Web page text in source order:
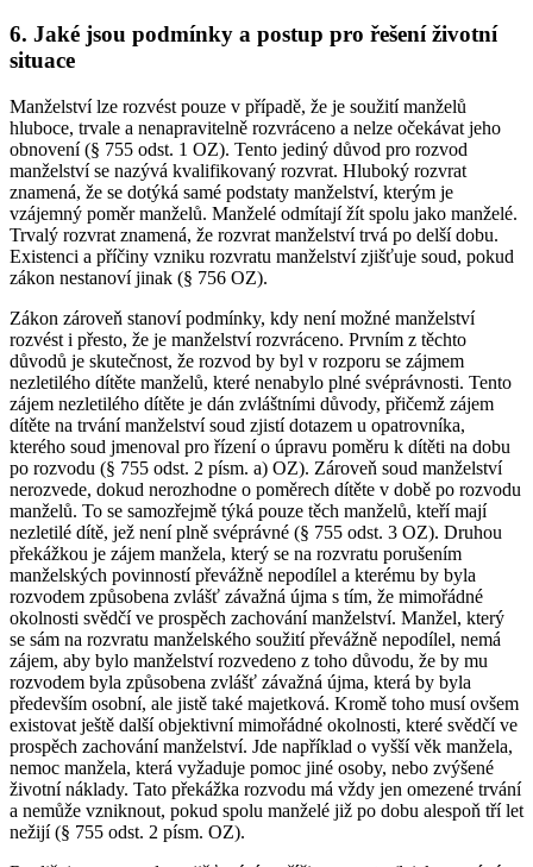
6. Jaké jsou podmínky a postup pro řešení životní
situace
Manželství lze rozvést pouze v případě, že je soužití manželů
hluboce, trvale a nenapravitelně rozvráceno a nelze očekávat jeho
obnovení (§ 755 odst. 1 OZ). Tento jediný důvod pro rozvod
manželství se nazývá kvalifikovaný rozvrat. Hluboký rozvrat
znamená, že se dotýká samé podstaty manželství, kterým je
vzájemný poměr manželů. Manželé odmítají žít spolu jako manželé.
Trvalý rozvrat znamená, že rozvrat manželství trvá po delší dobu.
Existenci a příčiny vzniku rozvratu manželství zjišťuje soud, pokud
zákon nestanoví jinak (§ 756 OZ).
Zákon zároveň stanoví podmínky, kdy není možné manželství
rozvést i přesto, že je manželství rozvráceno. Prvním z těchto
důvodů je skutečnost, že rozvod by byl v rozporu se zájmem
nezletilého dítěte manželů, které nenabylo plné svéprávnosti. Tento
zájem nezletilého dítěte je dán zvláštními důvody, přičemž zájem
dítěte na trvání manželství soud zjistí dotazem u opatrovníka,
kterého soud jmenoval pro řízení o úpravu poměru k dítěti na dobu
po rozvodu (§ 755 odst. 2 písm. a) OZ). Zároveň soud manželství
nerozvede, dokud nerozhodne o poměrech dítěte v době po rozvodu
manželů. To se samozřejmě týká pouze těch manželů, kteří mají
nezletilé dítě, jež není plně svéprávné (§ 755 odst. 3 OZ). Druhou
překážkou je zájem manžela, který se na rozvratu porušením
manželských povinností převážně nepodílel a kterému by byla
rozvodem způsobena zvlášť závažná újma s tím, že mimořádné
okolnosti svědčí ve prospěch zachování manželství. Manžel, který
se sám na rozvratu manželského soužití převážně nepodílel, nemá
zájem, aby bylo manželství rozvedeno z toho důvodu, že by mu
rozvodem byla způsobena zvlášť závažná újma, která by byla
především osobní, ale jistě také majetková. Kromě toho musí ovšem
existovat ještě další objektivní mimořádné okolnosti, které svědčí ve
prospěch zachování manželství. Jde například o vyšší věk manžela,
nemoc manžela, která vyžaduje pomoc jiné osoby, nebo zvýšené
životní náklady. Tato překážka rozvodu má vždy jen omezené trvání
a nemůže vzniknout, pokud spolu manželé již po dobu alespoň tří let
nežijí (§ 755 odst. 2 písm. OZ).